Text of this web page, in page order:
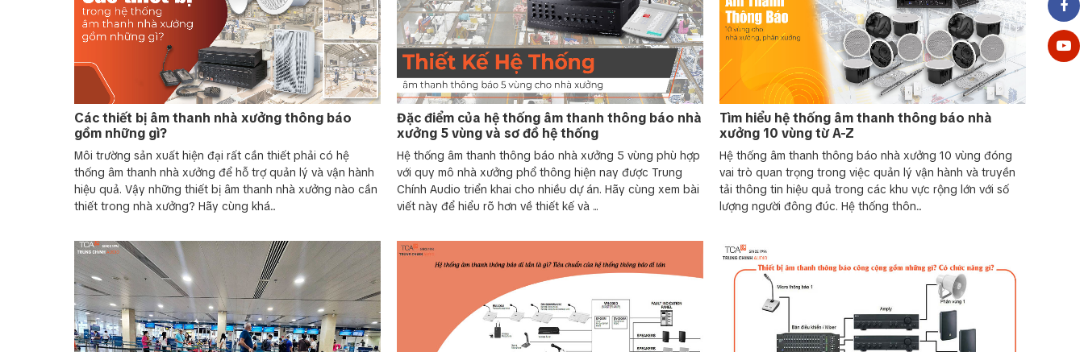
Nguồn âm thanh: Micro thông báo, đầu phát nhạc nền hoặc thông báo tự động (MP3/USB).
Bộ xử lý trung tâm: Mixer hoặc bộ điều khiển trung tâm để điều chỉnh âm lượng, tín hiệu.
Amply: Tăng cường tín hiệu âm thanh và phân phối đến loa.
Loa: Gồm loa trần, loa treo tường, hoặc loa ngoài trời, bố trí tại các khu vực cần phủ âm.
Cáp kết nối: Dây tín hiệu (audio) và dây loa đảm bảo tín hiệu truyền tải ổn định.
Nguồn điện dự phòng: UPS hoặc pin dự phòng đảm bảo hoạt động liên tục khi mất điện.
Ứng dụng hệ thống âm thanh thông báo
Ứng dụng hệ thống thông báo tại các nhà xưởng, nhà máy công nghiệp Ứng dụng hệ thống âm thanh thông báo kết hợp báo cháy tại các tòa nhà
Các thiết bị âm thanh nhà xưởng thông báo
gồm những gì?
Môi trường sản xuất hiện đại rất cần thiết phải có hệ
thống âm thanh nhà xưởng để hỗ trợ quản lý và vận hành
hiệu quả. Vậy những thiết bị âm thanh nhà xưởng nào cần
thiết trong nhà xưởng? Hãy cùng khá...
Đặc điểm của hệ thống âm thanh thông báo nhà
xưởng 5 vùng và sơ đồ hệ thống
Hệ thống âm thanh thông báo nhà xưởng 5 vùng phù hợp
với quy mô nhà xưởng phổ thông hiện nay được Trung
Chính Audio triển khai cho nhiều dự án. Hãy cùng xem bài
viết này để hiểu rõ hơn về thiết kế và ...
Tìm hiểu hệ thống âm thanh thông báo nhà
xưởng 10 vùng từ A-Z
Hệ thống âm thanh thông báo nhà xưởng 10 vùng đóng
vai trò quan trọng trong việc quản lý vận hành và truyền
tải thông tin hiệu quả trong các khu vực rộng lớn với số
lượng người đông đúc. Hệ thống thôn...